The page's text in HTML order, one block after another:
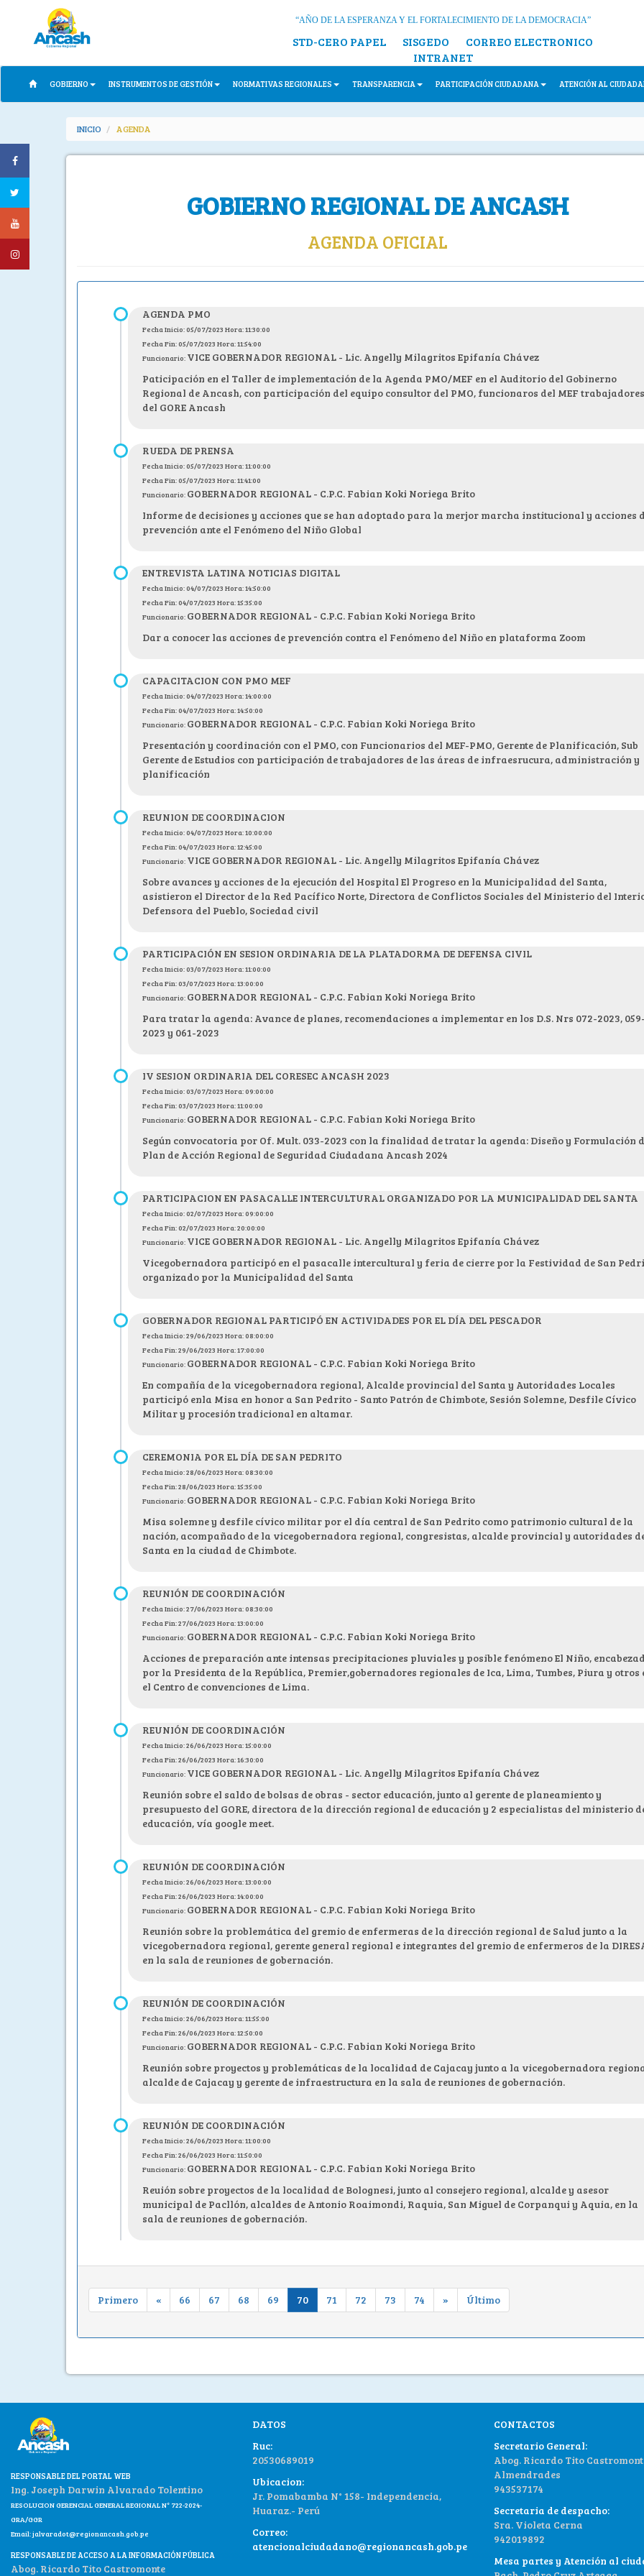
“AÑO DE LA ESPERANZA Y EL FORTALECIMIENTO DE LA DEMOCRACIA”
STD-CERO PAPEL SISGEDO
CORREO ELECTRONICO
INTRANET
GOBIERNO INSTRUMENTOS DE GESTIÓN NORMATIVAS REGIONALES TRANSPARENCIA PARTICIPACIÓN CIUDADANA ATENCIÓN AL
INICIO AGENDA
GOBIERNO REGIONAL DE ANCASH
AGENDA OFICIAL
AGENDA PMO
Fecha Inicio: 05/07/2023 Hora: 11:30:00
Fecha Fin: 05/07/2023 Hora: 11:54:00
Funcionario: VICE GOBERNADOR REGIONAL - Lic. Angelly Milagritos Epifanía Chávez
Paticipación en el Taller de implementación de la Agenda PMO/MEF en el Auditorio del Gobinerno
Regional de Ancash, con participación del equipo consultor del PMO, funcionaros del MEF trabajadores
del GORE Ancash
RUEDA DE PRENSA
Fecha Inicio: 05/07/2023 Hora: 11:00:00
Fecha Fin: 05/07/2023 Hora: 11:41:00
Funcionario: GOBERNADOR REGIONAL - C.P.C. Fabian Koki Noriega Brito
Informe de decisiones y acciones que se han adoptado para la merjor marcha institucional y acciones
prevención ante el Fenómeno del Niño Global
ENTREVISTA LATINA NOTICIAS DIGITAL
Fecha Inicio: 04/07/2023 Hora: 14:50:00
Fecha Fin: 04/07/2023 Hora: 15:35:00
Funcionario: GOBERNADOR REGIONAL - C.P.C. Fabian Koki Noriega Brito
Dar a conocer las acciones de prevención contra el Fenómeno del Niño en plataforma Zoom
CAPACITACION CON PMO MEF
Fecha Inicio: 04/07/2023 Hora: 14:00:00
Fecha Fin: 04/07/2023 Hora: 14:50:00
Funcionario: GOBERNADOR REGIONAL - C.P.C. Fabian Koki Noriega Brito
Presentación y coordinación con el PMO, con Funcionarios del MEF-PMO, Gerente de Planificación, Sub
Gerente de Estudios con participación de trabajadores de las áreas de infraesrucura, administración y
planificación
REUNION DE COORDINACION
Fecha Inicio: 04/07/2023 Hora: 10:00:00
Fecha Fin: 04/07/2023 Hora: 12:45:00
Funcionario: VICE GOBERNADOR REGIONAL - Lic. Angelly Milagritos Epifanía Chávez
Sobre avances y acciones de la ejecución del Hospital El Progreso en la Municipalidad del Santa,
asistieron el Director de la Red Pacífico Norte, Directora de Conflictos Sociales del Ministerio del
Defensora del Pueblo, Sociedad civil
PARTICIPACIÓN EN SESION ORDINARIA DE LA PLATADORMA DE DEFENSA CIVIL
Fecha Inicio: 03/07/2023 Hora: 11:00:00
Fecha Fin: 03/07/2023 Hora: 13:00:00
Funcionario: GOBERNADOR REGIONAL - C.P.C. Fabian Koki Noriega Brito
Para tratar la agenda: Avance de planes, recomendaciones a implementar en los D.S. Nrs 072-2023,
2023 y 061-2023
IV SESION ORDINARIA DEL CORESEC ANCASH 2023
Fecha Inicio: 03/07/2023 Hora: 09:00:00
Fecha Fin: 03/07/2023 Hora: 11:00:00
Funcionario: GOBERNADOR REGIONAL - C.P.C. Fabian Koki Noriega Brito
Según convocatoria por Of. Mult. 033-2023 con la finalidad de tratar la agenda: Diseño y Formulación
Plan de Acción Regional de Seguridad Ciudadana Ancash 2024
PARTICIPACION EN PASACALLE INTERCULTURAL ORGANIZADO POR LA MUNICIPALIDAD DEL SANTA
Fecha Inicio: 02/07/2023 Hora: 09:00:00
Fecha Fin: 02/07/2023 Hora: 20:00:00
Funcionario: VICE GOBERNADOR REGIONAL - Lic. Angelly Milagritos Epifanía Chávez
Vicegobernadora participó en el pasacalle intercultural y feria de cierre por la Festividad de San
organizado por la Municipalidad del Santa
GOBERNADOR REGIONAL PARTICIPÓ EN ACTIVIDADES POR EL DÍA DEL PESCADOR
Fecha Inicio: 29/06/2023 Hora: 08:00:00
Fecha Fin: 29/06/2023 Hora: 17:00:00
Funcionario: GOBERNADOR REGIONAL - C.P.C. Fabian Koki Noriega Brito
En compañía de la vicegobernadora regional, Alcalde provincial del Santa y Autoridades Locales
participó enla Misa en honor a San Pedrito - Santo Patrón de Chimbote, Sesión Solemne, Desfile Cívico
Militar y procesión tradicional en altamar.
CEREMONIA POR EL DÍA DE SAN PEDRITO
Fecha Inicio: 28/06/2023 Hora: 08:30:00
Fecha Fin: 28/06/2023 Hora: 15:35:00
Funcionario: GOBERNADOR REGIONAL - C.P.C. Fabian Koki Noriega Brito
Misa solemne y desfile cívico militar por el día central de San Pedrito como patrimonio cultural de la
nación, acompañado de la vicegobernadora regional, congresistas, alcalde provincial y autoridades
Santa en la ciudad de Chimbote.
REUNIÓN DE COORDINACIÓN
Fecha Inicio: 27/06/2023 Hora: 08:30:00
Fecha Fin: 27/06/2023 Hora: 13:00:00
Funcionario: GOBERNADOR REGIONAL - C.P.C. Fabian Koki Noriega Brito
Acciones de preparación ante intensas precipitaciones pluviales y posible fenómeno El Niño,
por la Presidenta de la República, Premier,gobernadores regionales de Ica, Lima, Tumbes, Piura y otros
el Centro de convenciones de Lima.
REUNIÓN DE COORDINACIÓN
Fecha Inicio: 26/06/2023 Hora: 15:00:00
Fecha Fin: 26/06/2023 Hora: 16:30:00
Funcionario: VICE GOBERNADOR REGIONAL - Lic. Angelly Milagritos Epifanía Chávez
Reunión sobre el saldo de bolsas de obras - sector educación, junto al gerente de planeamiento y
presupuesto del GORE, directora de la dirección regional de educación y 2 especialistas del ministerio
educación, vía google meet.
REUNIÓN DE COORDINACIÓN
Fecha Inicio: 26/06/2023 Hora: 13:00:00
Fecha Fin: 26/06/2023 Hora: 14:00:00
Funcionario: GOBERNADOR REGIONAL - C.P.C. Fabian Koki Noriega Brito
Reunión sobre la problemática del gremio de enfermeras de la dirección regional de Salud junto a la
vicegobernadora regional, gerente general regional e integrantes del gremio de enfermeros de la
en la sala de reuniones de gobernación.
REUNIÓN DE COORDINACIÓN
Fecha Inicio: 26/06/2023 Hora: 11:55:00
Fecha Fin: 26/06/2023 Hora: 12:50:00
Funcionario: GOBERNADOR REGIONAL - C.P.C. Fabian Koki Noriega Brito
Reunión sobre proyectos y problemáticas de la localidad de Cajacay junto a la vicegobernadora
alcalde de Cajacay y gerente de infraestructura en la sala de reuniones de gobernación.
REUNIÓN DE COORDINACIÓN
Fecha Inicio: 26/06/2023 Hora: 11:00:00
Fecha Fin: 26/06/2023 Hora: 11:50:00
Funcionario: GOBERNADOR REGIONAL - C.P.C. Fabian Koki Noriega Brito
Reuión sobre proyectos de la localidad de Bolognesi, junto al consejero regional, alcalde y asesor
municipal de Pacllón, alcaldes de Antonio Roaimondi, Raquia, San Miguel de Corpanqui y Aquia, en la
sala de reuniones de gobernación.
Primero « 66 67 68 69 70 71 72 73 74 » Último
RESPONSABLE DEL PORTAL WEB
Ing. Joseph Darwin Alvarado Tolentino
RESOLUCION GERENCIAL GENERAL REGIONAL N° 722-2024-
GRA/GGR
Email:jalvaradot@regionancash.gob.pe
RESPONSABLE DE ACCESO A LA INFORMACIÓN PÚBLICA
Abog. Ricardo Tito Castromonte
DATOS
Ruc:
20530689019
Ubicacion:
Jr. Pomabamba N° 158- Independencia,
Huaraz.- Perú
Correo:
atencionalciudadano@regionancash.gob.pe
CONTACTOS
Secretario General:
Abog. Ricardo Tito
Almendrades
943537174
Secretaria de despacho:
Sra. Violeta Cerna
942019892
Mesa partes y Atención al